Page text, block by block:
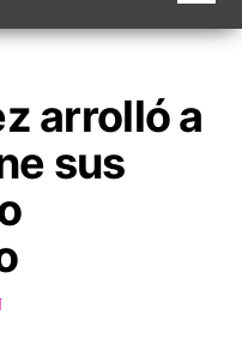
arrolló a
sus